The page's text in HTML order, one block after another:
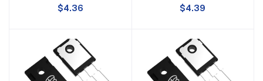
12A
-18A
$4.36 $4.39